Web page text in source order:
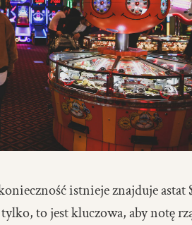
istnieje znajduje astat
to jest kluczowa, aby notę